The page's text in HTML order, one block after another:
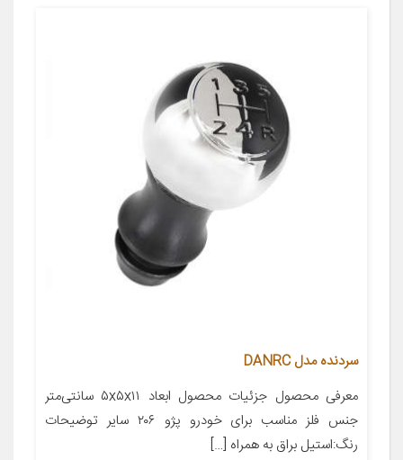
سردنده مدل DANRC
معرفی محصول جزئیات محصول ابعاد ۵x۵x۱۱ سانتی‌متر
جنس فلز مناسب برای خودرو پژو ۲۰۶ سایر توضیحات
رنگ:استیل براق به همراه […]